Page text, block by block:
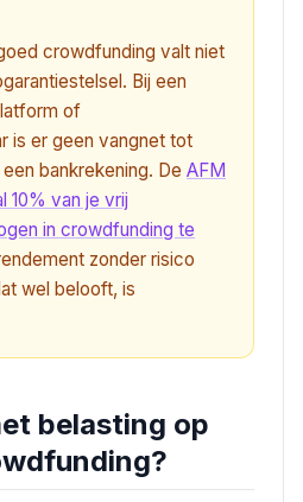
crowdfunding valt niet
Bij een
of
is er geen vangnet tot
bankrekening. De AFM
10% van je vrij
in crowdfunding te
zonder risico
wel belooft, is
belasting op